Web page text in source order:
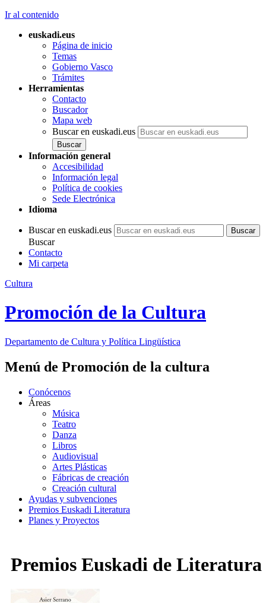
Ir al contenido
euskadi.eus
Página de inicio
Temas
Gobierno Vasco
Trámites
Herramientas
Contacto
Buscador
Mapa web
Buscar en euskadi.eus
Información general
Accesibilidad
Información legal
Política de cookies
Sede Electrónica
Idioma
Buscar en euskadi.eus
Buscar
Contacto
Mi carpeta
Cultura
Promoción de la Cultura
Departamento de Cultura y Política Lingüística
Menú de Promoción de la cultura
Conócenos
Áreas
Música
Teatro
Danza
Libros
Audiovisual
Artes Plásticas
Fábricas de creación
Creación cultural
Ayudas y subvenciones
Premios Euskadi Literatura
Planes y Proyectos
Premios Euskadi de Literatura